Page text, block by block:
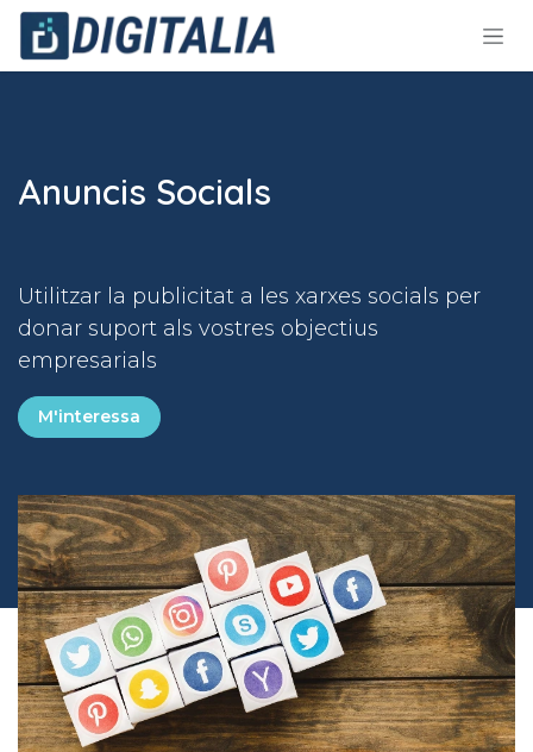
Skip to Content
Anuncis Socials
Utilitzar la publicitat a les xarxes socials per
donar suport als vostres objectius
empresarials
M'interessa